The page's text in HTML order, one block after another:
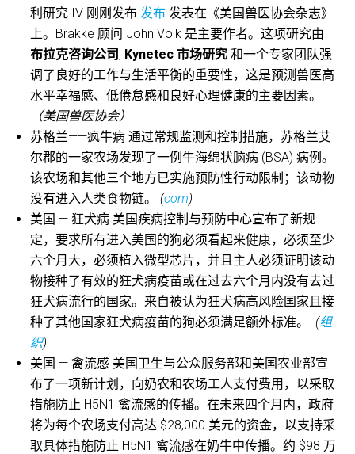
利研究 IV 刚刚发布发布 发表在《美国兽医协会杂志》
上。Brakke 顾问 John Volk 是主要作者。这项研究由
布拉克咨询公司 , Kynetec 市场研究 和一个专家团队强
调了良好的工作与生活平衡的重要性，这是预测兽医高
水平幸福感、低倦怠感和良好心理健康的主要因素。
（美国兽医协会）
苏格兰——疯牛病 通过常规监测和控制措施，苏格兰艾
尔郡的一家农场发现了一例牛海绵状脑病 (BSA) 病例。
该农场和其他三个地方已实施预防性行动限制；该动物
没有进入人类食物链。 (com)
美国 — 狂犬病 美国疾病控制与预防中心宣布了新规
定，要求所有进入美国的狗必须看起来健康，必须至少
六个月大，必须植入微型芯片，并且主人必须证明该动
物接种了有效的狂犬病疫苗或在过去六个月内没有去过
狂犬病流行的国家。来自被认为狂犬病高风险国家且接
种了其他国家狂犬病疫苗的狗必须满足额外标准。
(组
织)
美国 — 禽流感 美国卫生与公众服务部和美国农业部宣
布了一项新计划，向奶农和农场工人支付费用，以采取
措施防止 H5N1 禽流感的传播。在未来四个月内，政府
将为每个农场支付高达 $28,000 美元的资金，以支持采
取具体措施防止 H5N1 禽流感在奶牛中传播。约 $98 万